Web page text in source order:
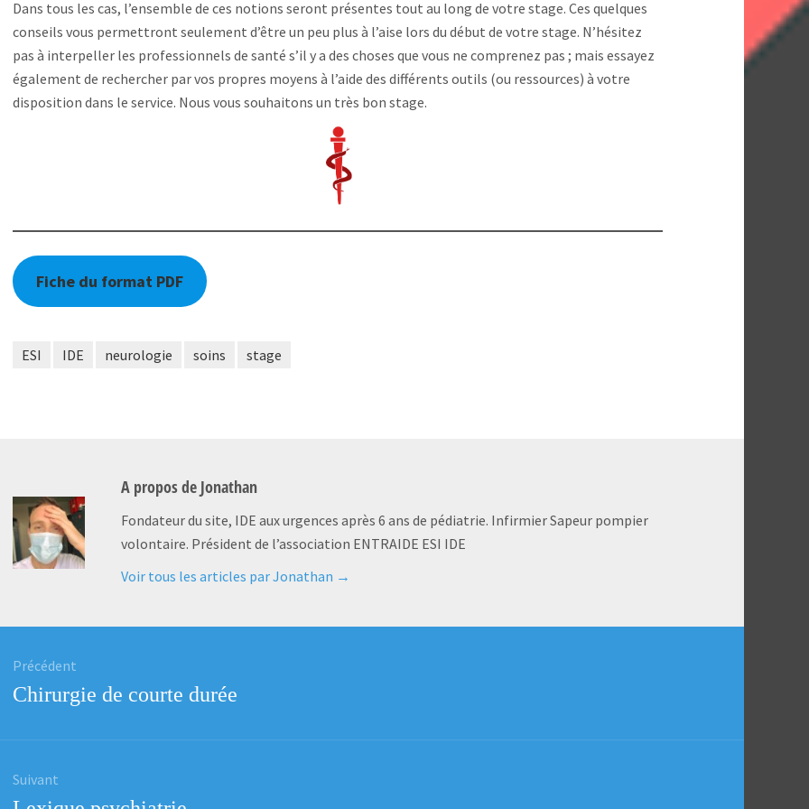
Dans tous les cas, l’ensemble de ces notions seront présentes tout au long de votre stage. Ces quelques
conseils vous permettront seulement d’être un peu plus à l’aise lors du début de votre stage. N’hésitez
pas à interpeller les professionnels de santé s’il y a des choses que vous ne comprenez pas ; mais essayez
également de rechercher par vos propres moyens à l’aide des différents outils (ou ressources) à votre
disposition dans le service. Nous vous souhaitons un très bon stage.
Fiche du format PDF
ESI IDE neurologie soins stage
A propos de Jonathan
Fondateur du site, IDE aux urgences après 6 ans de pédiatrie. Infirmier Sapeur pompier
volontaire. Président de l’association ENTRAIDE ESI IDE
Voir tous les articles par Jonathan →
Précédent
Article
précédent
Chirurgie de courte durée
Suivant
Article